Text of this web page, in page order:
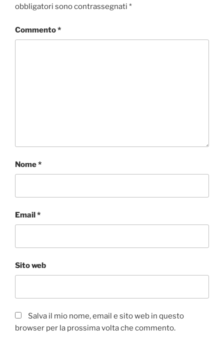
obbligatori sono contrassegnati *
Commento*
Nome*
Email*
Sito web
Salva il mio nome, email e sito web in questo
browser per la prossima volta che commento.